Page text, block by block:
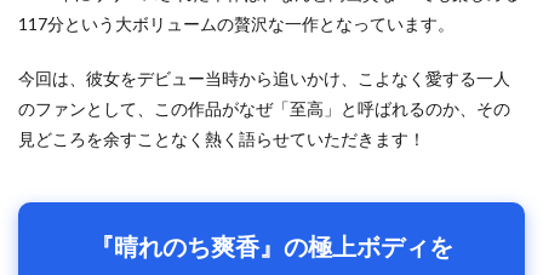
117分という大ボリュームの贅沢な一作となっています。
今回は、彼女をデビュー当時から追いかけ、こよなく愛する一人
のファンとして、この作品がなぜ「至高」と呼ばれるのか、その
見どころを余すことなく熱く語らせていただきます！
『晴れのち爽香』の極上ボディを